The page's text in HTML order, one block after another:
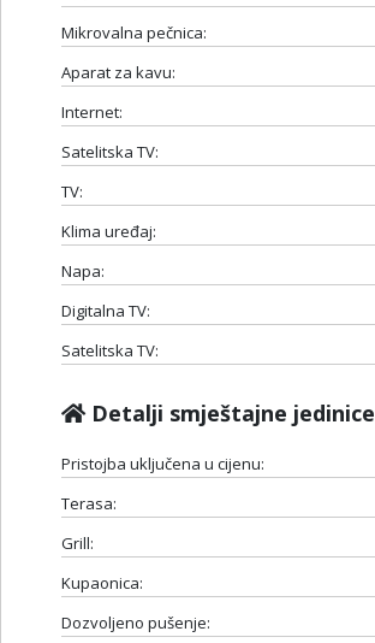
Mikrovalna pečnica:
Aparat za kavu:
Internet:
Satelitska TV:
TV:
Klima uređaj:
Napa:
Digitalna TV:
Satelitska TV:
Detalji smještajne jedinice
Pristojba uključena u cijenu:
Terasa:
Grill:
Kupaonica:
Dozvoljeno pušenje: